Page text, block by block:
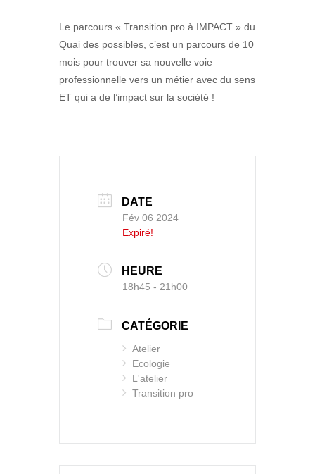
Le parcours « Transition pro à IMPACT » du
Quai des possibles, c’est un parcours de 10
mois pour trouver sa nouvelle voie
professionnelle vers un métier avec du sens
ET qui a de l’impact sur la société !
DATE
Fév 06 2024
Expiré!
HEURE
18h45 - 21h00
CATÉGORIE
Atelier
Ecologie
L'atelier
Transition pro